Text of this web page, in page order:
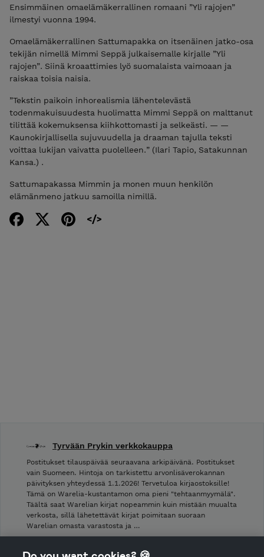
Ensimmäinen omaelämäkerrallinen romaani ”Yli rajojen”
ilmestyi vuonna 1994.
Omaelämäkerrallinen Sattumapakka on itsenäinen jatko-osa
tekijän nimellä Mimmi Seppä julkaisemalle kirjalle ”Yli
rajojen”. Siinä kroaattimies lyö suomalaista vaimoaan ja
raiskaa toisia naisia.
”Tekstin paikoin inhorealismia lähentelevästä
todenmakuisuudesta huolimatta Mimmi Seppä on malttanut
tilittää kokemuksensa kiihkottomasti ja selkeästi. — —
Kaunokirjallisella sujuvuudella ja draaman tajulla teksti
voittaa lukijan vaivatta puolelleen.” (Ilari Tapio, Satakunnan
Kansa.) .
Sattumapakassa Mimmin ja monen muun henkilön
elämänmeno jatkuu samoilla nimillä.
Tyrvään Prykin verkkokauppa
Postitukset tilauspäivää seuraavana arkipäivänä. Postitukset
vain Suomeen. Hintoja on tarkistettu arvonlisäverokannan
päivityksen yhteydessä 1.1.2026! Tervetuloa kirjaostoksille!
Tämä on Warelia-kustantamon oma pieni "tehtaanmyymälä".
Täältä saat Warelian kirjat nopeammin kuin mistään muualta
verkosta, sillä lähetettävät kirjat poimitaan suoraan
Warelian omasta varastosta ja …